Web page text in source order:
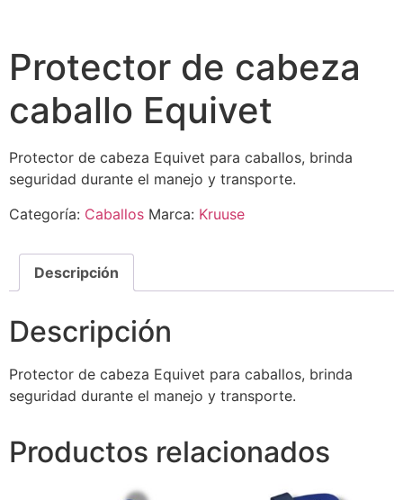
Protector de cabeza
caballo Equivet
Protector de cabeza Equivet para caballos, brinda
seguridad durante el manejo y transporte.
Categoría: Caballos Marca: Kruuse
Descripción
Descripción
Protector de cabeza Equivet para caballos, brinda
seguridad durante el manejo y transporte.
Productos relacionados